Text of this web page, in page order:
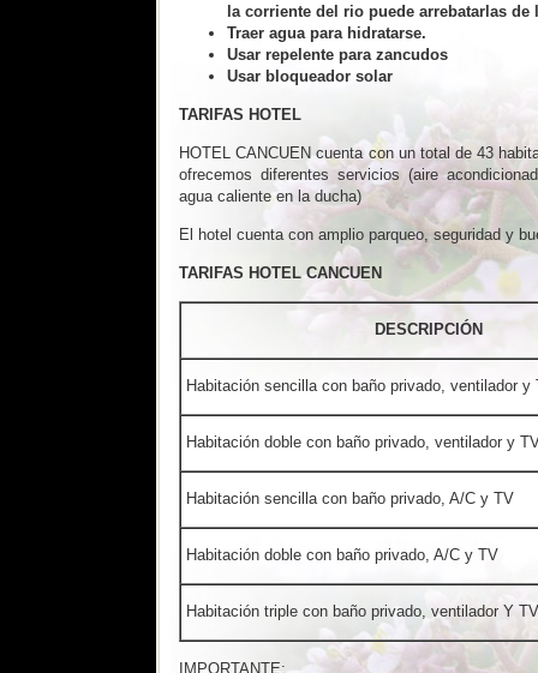
la corriente del rio puede arrebatarlas de
Traer agua para hidratarse.
Usar repelente para zancudos
Usar bloqueador solar
TARIFAS HOTEL
HOTEL CANCUEN cuenta con un total de 43
ofrecemos diferentes servicios (aire
agua caliente en la ducha)
El hotel cuenta con amplio parqueo, seguridad y
TARIFAS HOTEL CANCUEN
DESCRIPCIÓN
Habitación sencilla con baño privado, ventilador y
Habitación doble con baño privado, ventilador y
Habitación sencilla con baño privado, A/C y TV
Habitación doble con baño privado, A/C y TV
Habitación triple con baño privado, ventilador Y TV
IMPORTANTE: